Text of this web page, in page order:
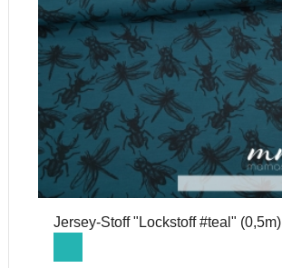
Jersey-Stoff "Lockstoff #teal" (0,5m)